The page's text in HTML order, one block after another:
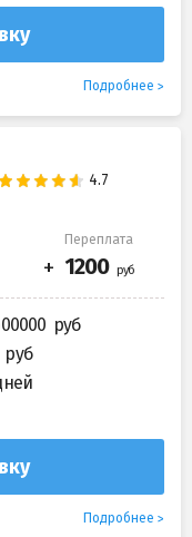
Подробнее
Переплата
Подробнее